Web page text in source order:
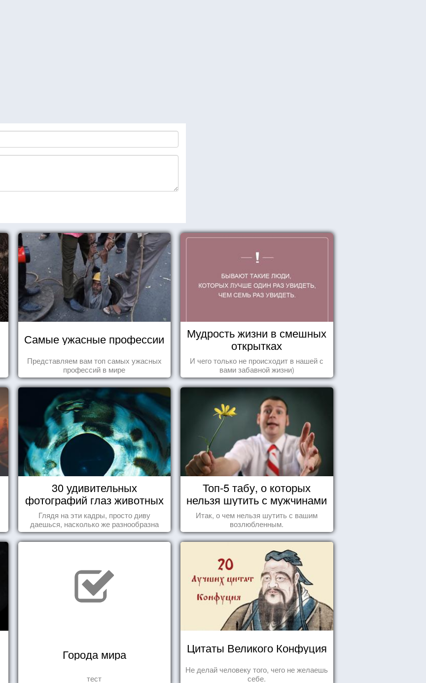
Самые ужасные профессии
Представляем вам топ самых ужасных
профессий в мире
Мудрость жизни в смешных
открытках
И чего только не происходит в нашей с
вами забавной жизни)
30 удивительных
фотографий глаз животных
Глядя на эти кадры, просто диву
даешься, насколько же разнообразна
природа нашего мира!
Топ-5 табу, о которых
нельзя шутить с мужчинами
Итак, о чем нельзя шутить с вашим
возлюбленным.
Города мира
тест
Цитаты Великого Конфуция
Не делай человеку того, чего не желаешь
себе.